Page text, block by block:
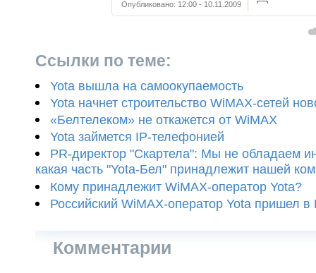
Опубликовано: 12:00 - 10.11.2009
Ссылки по теме:
Yota вышла на самоокупаемость
Yota начнет строительство WiMAX-сетей
«Белтелеком» не откажется от WiMAX
Yota займется IP-телефонией
PR-директор "Скартела": Мы не обладаем
какая часть "Yota-Бел" принадлежит нашей
Кому принадлежит WiMAX-оператор Yota?
Российский WiMAX-оператор Yota пришел в
Комментарии